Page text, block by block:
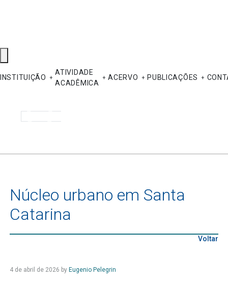
INSTITUIÇÃO
ATIVIDADE
ACADÊMICA
ACERVO PUBLICAÇÕES
Núcleo urbano em Santa
Catarina
Voltar
4 de abril de 2026 by Eugenio Pelegrin